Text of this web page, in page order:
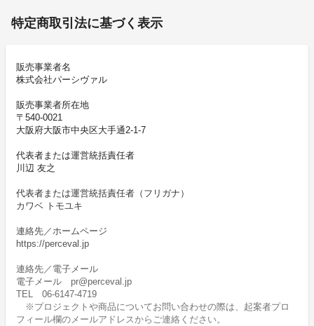
特定商取引法に基づく表示
販売事業者名
株式会社パーシヴァル
販売事業者所在地
〒540-0021
大阪府大阪市中央区大手通2-1-7
代表者または運営統括責任者
川辺 友之
代表者または運営統括責任者（フリガナ）
カワベ トモユキ
連絡先／ホームページ
https://perceval.jp
連絡先／電子メール
電子メール pr@perceval.jp
TEL 06-6147-4719
※プロジェクトや商品についてお問い合わせの際は、起案者プロ
フィール欄のメールアドレスからご連絡ください。